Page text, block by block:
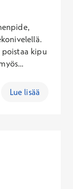
poistaa kipu
Lue lisää